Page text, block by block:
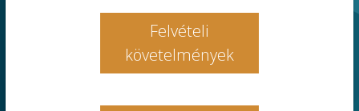
Felvételi
követelmények